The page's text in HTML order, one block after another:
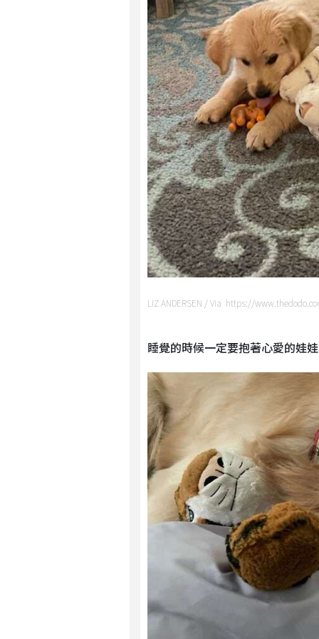
LIZ ANDERSEN / Via https://
睡覺的時候一定要抱著心愛的娃